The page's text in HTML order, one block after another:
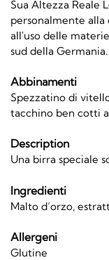
Sua Altezza Reale
personalmente
all'uso delle
sud della Germania.
Abbinamenti
Spezzatino di
tacchino ben cotti
Description
Una birra speciale
Ingredienti
Malto d’orzo,
Allergeni
Glutine